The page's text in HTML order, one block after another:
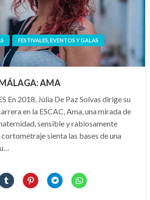
FESTIVALES, EVENTOS Y GALAS
AMA
En 2018, Júlia De Paz Solvas dirige su
en la ESCAC, Ama, una mirada de
sensible y rabiosamente
sienta las bases de una